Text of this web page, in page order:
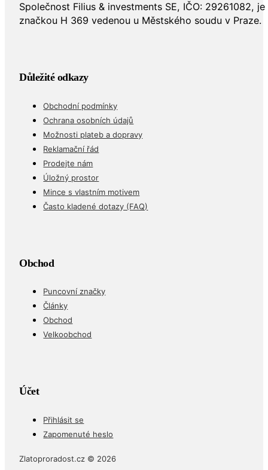
Společnost Filius & investments SE, IČO: 29261082,
značkou H 369 vedenou u Městského soudu v Praze.
Důležité odkazy
Obchodní podmínky
Ochrana osobních údajů
Možnosti plateb a dopravy
Reklamační řád
Prodejte nám
Úložný prostor
Mince s vlastním motivem
Často kladené dotazy (FAQ)
Obchod
Puncovní značky
Články
Obchod
Velkoobchod
Účet
Přihlásit se
Zapomenuté heslo
Zlatoproradost.cz © 2026